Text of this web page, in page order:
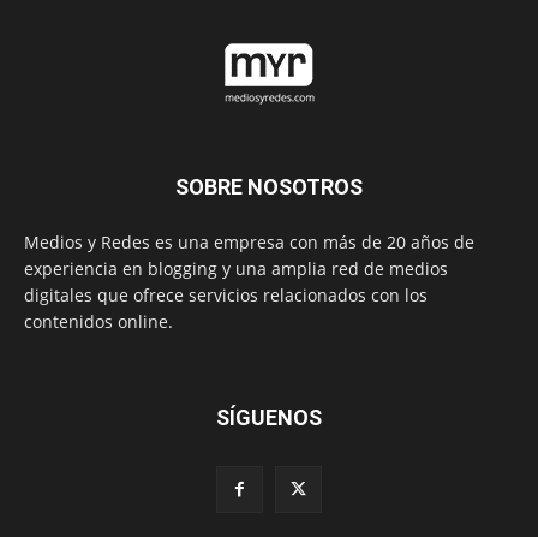
SOBRE NOSOTROS
Medios y Redes es una empresa con más de 20 años de
experiencia en blogging y una amplia red de medios
digitales que ofrece servicios relacionados con los
contenidos online.
SÍGUENOS